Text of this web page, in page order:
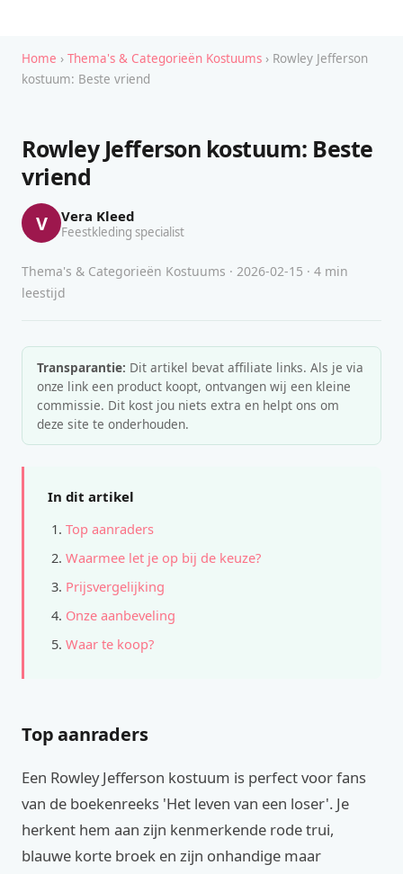
Home › Thema's & Categorieën Kostuums › Rowley Jefferson
kostuum: Beste vriend
Rowley Jefferson kostuum: Beste
vriend
V Vera Kleed
Feestkleding specialist
Thema's & Categorieën Kostuums · 2026-02-15 · 4 min
leestijd
Transparantie: Dit artikel bevat affiliate links. Als je via
onze link een product koopt, ontvangen wij een kleine
commissie. Dit kost jou niets extra en helpt ons om
deze site te onderhouden.
In dit artikel
Top aanraders
Waarmee let je op bij de keuze?
Prijsvergelijking
Onze aanbeveling
Waar te koop?
Top aanraders
Een Rowley Jefferson kostuum is perfect voor fans
van de boekenreeks 'Het leven van een loser'. Je
herkent hem aan zijn kenmerkende rode trui,
blauwe korte broek en zijn onhandige maar